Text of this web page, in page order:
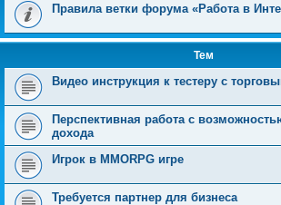
Правила ветки форума «Работа в
Тем
Видео инструкция к тестеру с
Перспективная работа с
дохода
Игрок в MMORPG игре
Требуется партнер для бизнеса